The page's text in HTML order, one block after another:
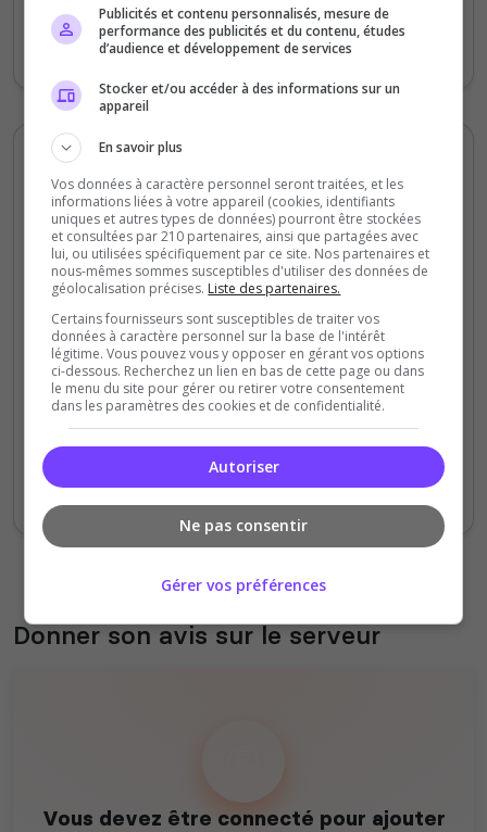
dispo, poi custom, events, discord vivant...
Je recommande à 100% ;D
5/5
il y a 4 ans
Qualité
Staff du serveur
Ambiance
Disponibilité
esprits familiales et bonne ambiance aux
quotidiens, une équipes de GM qui se
donnent à fond. J'ai enfin trouvé un serveur
avec plein de joueurs et d'entraide.
Donner son avis sur le serveur
Vous devez être connecté pour ajouter
Publicités et contenu personnalisés, mesure de
performance des publicités et du contenu, études
d’audience et développement de services
Stocker et/ou accéder à des informations sur un
appareil
En savoir plus
Vos données à caractère personnel seront traitées, et les
informations liées à votre appareil (cookies, identifiants
uniques et autres types de données) pourront être stockées
et consultées par 210 partenaires, ainsi que partagées avec
lui, ou utilisées spécifiquement par ce site. Nos partenaires et
nous-mêmes sommes susceptibles d'utiliser des données de
géolocalisation précises. Liste des partenaires.
Certains fournisseurs sont susceptibles de traiter vos
données à caractère personnel sur la base de l'intérêt
légitime. Vous pouvez vous y opposer en gérant vos options
ci-dessous. Recherchez un lien en bas de cette page ou dans
le menu du site pour gérer ou retirer votre consentement
dans les paramètres des cookies et de confidentialité.
Autoriser
Ne pas consentir
Gérer vos préférences